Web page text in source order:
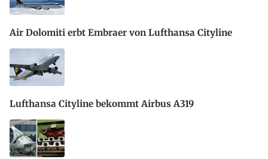
Air Dolomiti erbt Embraer von Lufthansa Cityline
Lufthansa Cityline bekommt Airbus A319